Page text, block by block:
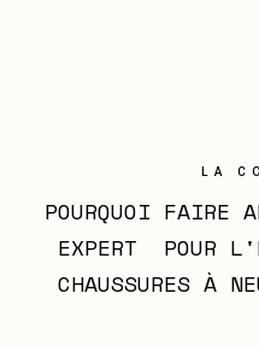
LA
POURQUOI FAIRE
EXPERT  POUR
CHAUSSURES À